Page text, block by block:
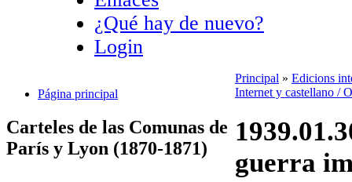
¿Qué hay de nuevo?
Login
Página principal
Carteles de las Comunas de
París y Lyon (1870-1871)
Principal » Edicions
Internet y castellano /
guerra